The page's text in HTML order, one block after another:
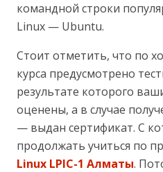
командной строки
Linux — Ubuntu.
Стоит отметить, что по
курса предусмотрено
результате которого
оценены, а в случае
— выдан сертификат. С
продолжать учиться по
Linux LPIC-1 Алматы.